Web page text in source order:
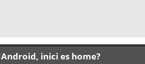
inici es home?